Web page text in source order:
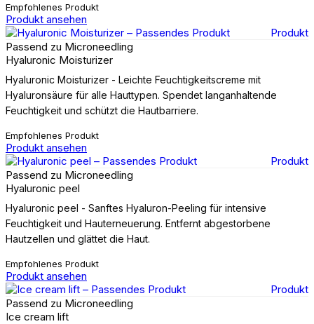
Empfohlenes Produkt
Produkt ansehen
Produkt
Passend zu Microneedling
Hyaluronic Moisturizer
Hyaluronic Moisturizer - Leichte Feuchtigkeitscreme mit
Hyaluronsäure für alle Hauttypen. Spendet langanhaltende
Feuchtigkeit und schützt die Hautbarriere.
Empfohlenes Produkt
Produkt ansehen
Produkt
Passend zu Microneedling
Hyaluronic peel
Hyaluronic peel - Sanftes Hyaluron-Peeling für intensive
Feuchtigkeit und Hauterneuerung. Entfernt abgestorbene
Hautzellen und glättet die Haut.
Empfohlenes Produkt
Produkt ansehen
Produkt
Passend zu Microneedling
Ice cream lift